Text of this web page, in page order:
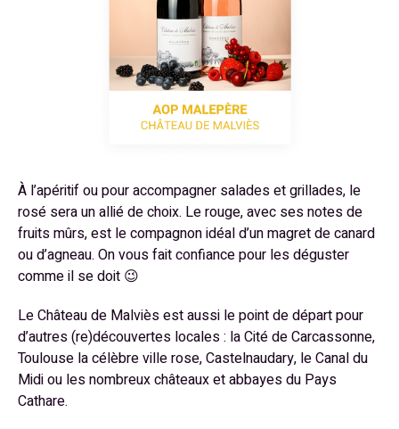
À l’apéritif ou pour accompagner salades et grillades, le
rosé sera un allié de choix. Le rouge, avec ses notes de
fruits mûrs, est le compagnon idéal d’un magret de canard
ou d’agneau. On vous fait confiance pour les déguster
comme il se doit 😉
Le Château de Malviès est aussi le point de départ pour
d’autres (re)découvertes locales : la Cité de Carcassonne,
Toulouse la célèbre ville rose, Castelnaudary, le Canal du
Midi ou les nombreux châteaux et abbayes du Pays
Cathare.